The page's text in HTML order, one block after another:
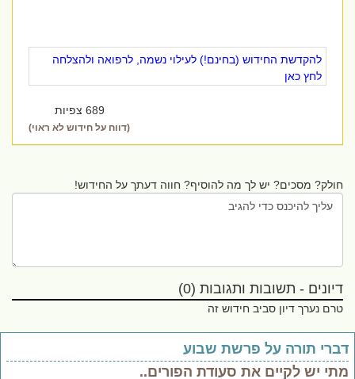
להקדשת החידוש (בחינם!) לעילוי נשמה, לרפואה ולהצלחה
לחץ כאן
689 צפיות
(דווח על חידוש לא ראוי)
חולק? מסכים? יש לך מה להוסיף? חווה דעתך על החידוש!
דיונים - תשובות ותגובות (0)
טרם נערך דיון סביב חידוש זה
תורה על פרשת שבוע
יש לקיים את סעודת הפורים..